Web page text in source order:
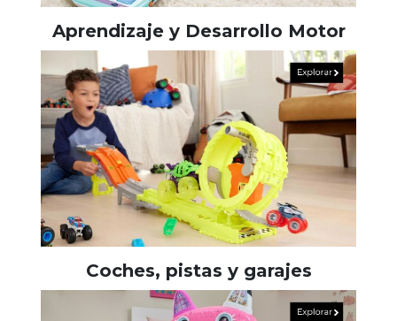
Aprendizaje y Desarrollo Motor
Coches, pistas y garajes